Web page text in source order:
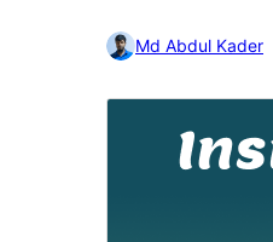
Md Abdul Kader